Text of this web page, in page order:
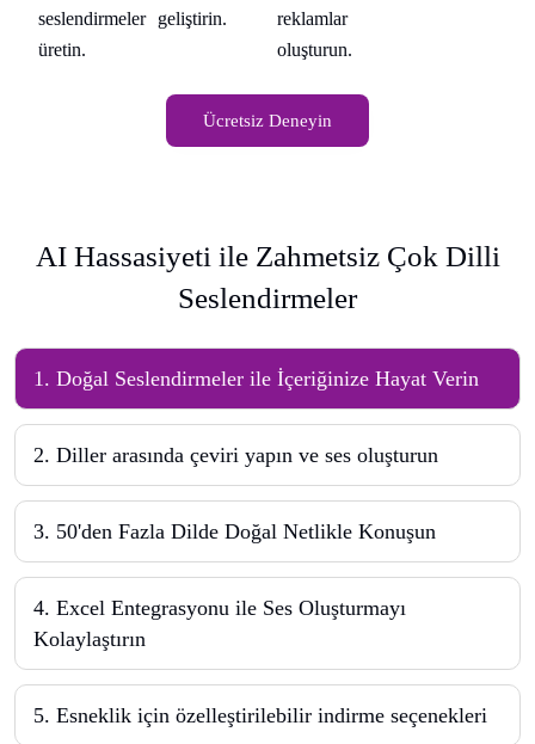
seslendirmeler
üretin.
geliştirin.
reklamlar
oluşturun.
Ücretsiz Deneyin
AI Hassasiyeti ile Zahmetsiz Çok Dilli
Seslendirmeler
1. Doğal Seslendirmeler ile İçeriğinize Hayat Verin
2. Diller arasında çeviri yapın ve ses oluşturun
3. 50'den Fazla Dilde Doğal Netlikle Konuşun
4. Excel Entegrasyonu ile Ses Oluşturmayı
Kolaylaştırın
5. Esneklik için özelleştirilebilir indirme seçenekleri